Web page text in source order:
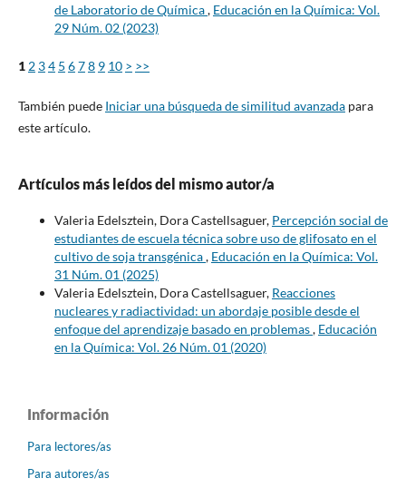
de Laboratorio de Química, Educación en la Química: Vol.
29 Núm. 02 (2023)
1 2 34 5 678 9 10 > >>
También puede Iniciar una búsqueda de similitud avanzadapara
este artículo.
Artículos más leídos del mismo autor/a
Valeria Edelsztein, Dora Castellsaguer, Percepción social de
estudiantes de escuela técnica sobre uso de glifosato en el
cultivo de soja transgénica, Educación en la Química: Vol.
31 Núm. 01 (2025)
Valeria Edelsztein, Dora Castellsaguer, Reacciones
nucleares y radiactividad: un abordaje posible desde el
enfoque del aprendizaje basado en problemas, Educación
en la Química: Vol. 26 Núm. 01 (2020)
Información
Para lectores/as
Para autores/as